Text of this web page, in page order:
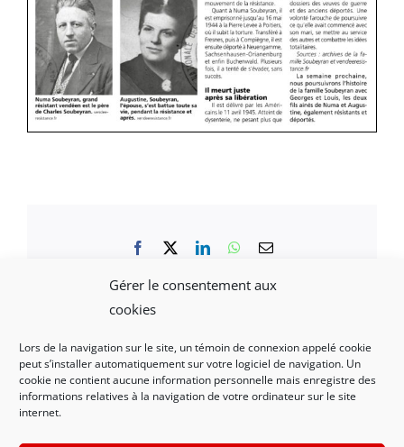
Gérer le consentement aux
cookies
Lors de la navigation sur le site, un témoin de connexion appelé cookie
peut s’installer automatiquement sur votre logiciel de navigation. Un
cookie ne contient aucune information personnelle mais enregistre des
informations relatives à la navigation de votre ordinateur sur le site
internet.
Facebook LinkedInWhatsApp
Email
Mentions légales et politique de confidentialité|
Nous contacter